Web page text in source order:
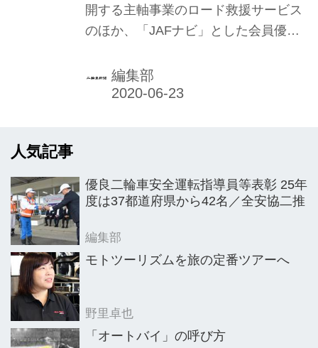
開する主軸事業のロード救援サービス
のほか、「JAFナビ」とした会員優待
など各種情報コンテンツを積極的に発
信。特にコロナ禍では、全国のご当地
投入し、広く話題を集めている
編集部
人気記事
優良二輪車安全運転指導員等表彰 25年
度は37都道府県から42名／全安協二推
編集部
モトツーリズムを旅の定番ツアーへ
野里卓也
「オートバイ」の呼び方